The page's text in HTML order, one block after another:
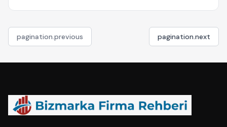
pagination.previous pagination.next